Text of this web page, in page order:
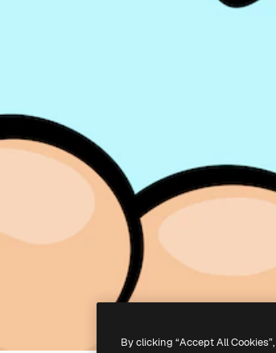
By clicking “Accept All